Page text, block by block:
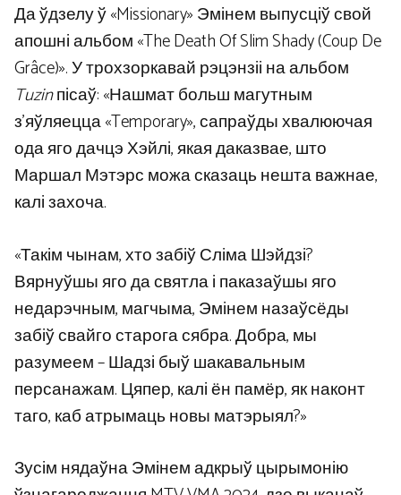
Да ўдзелу ў «Missionary» Эмінем выпусціў свой
апошні альбом «The Death Of Slim Shady (Coup De
Grâce)». У трохзоркавай рэцэнзіі на альбом
Tuzinпісаў: «Нашмат больш магутным
з’яўляецца «Temporary», сапраўды хвалюючая
ода яго дачцэ Хэйлі, якая даказвае, што
Маршал Мэтэрс можа сказаць нешта важнае,
калі захоча.
«Такім чынам, хто забіў Сліма Шэйдзі?
Вярнуўшы яго да святла і паказаўшы яго
недарэчным, магчыма, Эмінем назаўсёды
забіў свайго старога сябра. Добра, мы
разумеем – Шадзі быў шакавальным
персанажам. Цяпер, калі ён памёр, як наконт
таго, каб атрымаць новы матэрыял?»
Зусім нядаўна Эмінем адкрыў цырымонію